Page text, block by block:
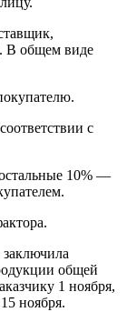
В общем виде
с
10% —
общей
1 ноября,
ноября.